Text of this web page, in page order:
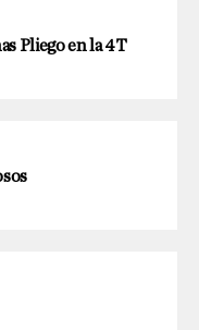
Pliego en la 4T